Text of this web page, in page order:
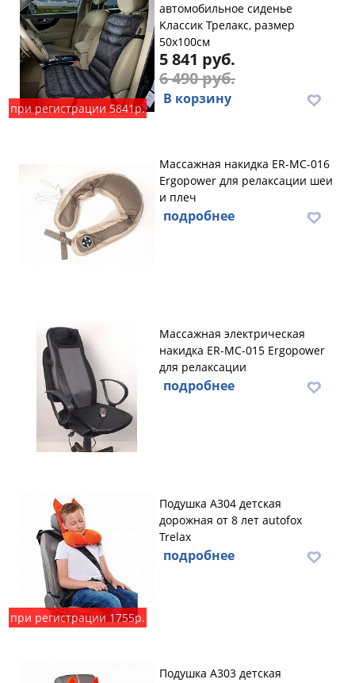
при регистрации 5841р.
aвтoмoбильнoe cидeньe
Kлaccик Трелакс, размер
50х100см
5 841 руб.
6 490 руб.
В корзину
Массажная накидка ER-MC-016
Ergopower для релаксации шеи
и плеч
подробнее
Массажная электрическая
накидка ER-MC-015 Ergopower
для релаксации
подробнее
при регистрации 1755р.
Подушка А304 детская
дорожная от 8 лет autofox
Trelax
подробнее
Подушка А303 детская